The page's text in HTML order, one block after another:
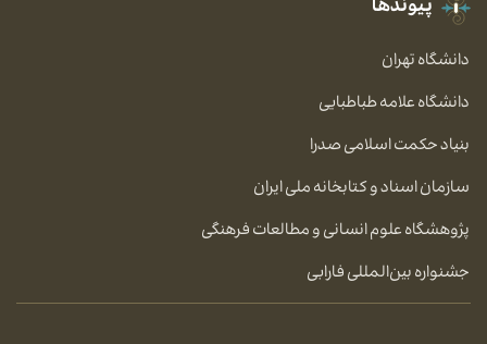
پیوندها
دانشگاه تهران
دانشگاه علامه طباطبایی
بنیاد حکمت اسلامی صدرا
سازمان اسناد و کتابخانه ملی ایران
پژوهشگاه علوم انسانی و مطالعات فرهنگی
جشنواره بین‌المللی فارابی